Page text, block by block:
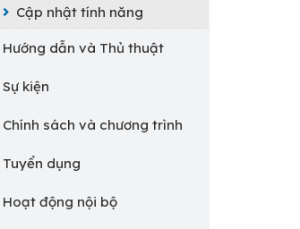
Cập nhật tính năng
Hướng dẫn và Thủ thuật
Sự kiện
Chính sách và chương trình
Tuyển dụng
Hoạt động nội bộ